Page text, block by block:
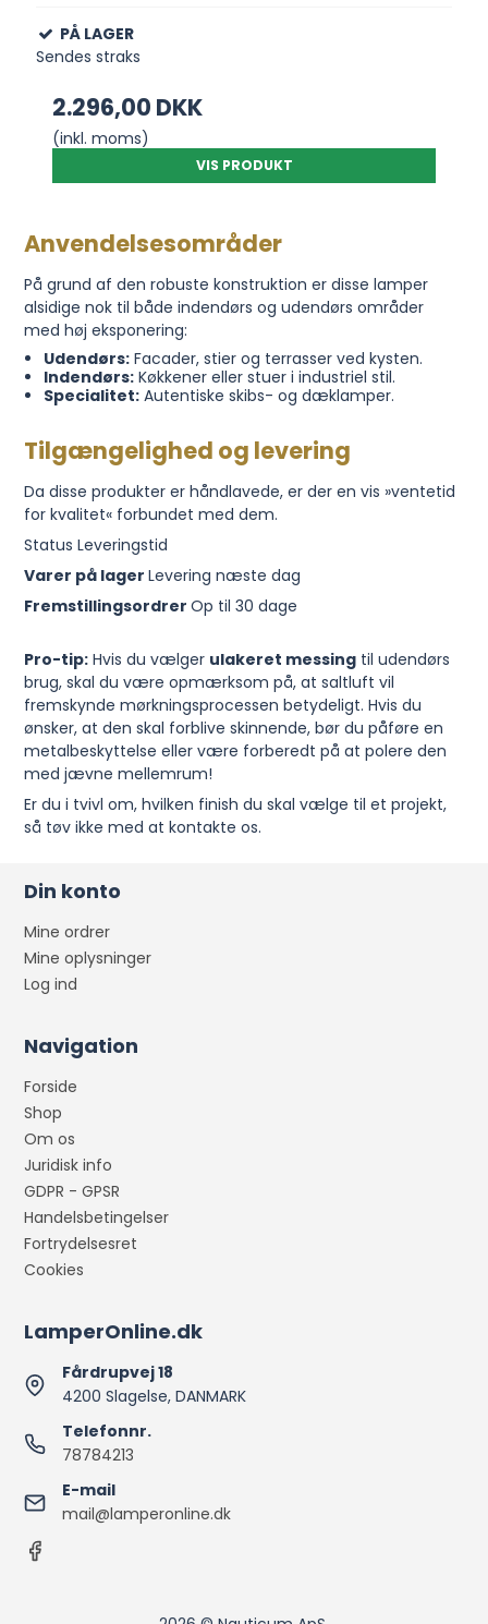
PÅ LAGER
Sendes straks
2.296,00 DKK
(inkl. moms)
VIS PRODUKT
Anvendelsesområder
På grund af den robuste konstruktion er disse lamper
alsidige nok til både indendørs og udendørs områder
med høj eksponering:
Udendørs:Facader, stier og terrasser ved kysten.
Indendørs:Køkkener eller stuer i industriel stil.
Specialitet:Autentiske skibs- og dæklamper.
Tilgængelighed og levering
Da disse produkter er håndlavede, er der en vis »ventetid
for kvalitet« forbundet med dem.
Status Leveringstid
Varer på lagerLevering næste dag
FremstillingsordrerOp til 30 dage
Pro-tip: Hvis du vælger ulakeret messing til udendørs
brug, skal du være opmærksom på, at saltluft vil
fremskynde mørkningsprocessen betydeligt. Hvis du
ønsker, at den skal forblive skinnende, bør du påføre en
metalbeskyttelse eller være forberedt på at polere den
med jævne mellemrum!
Er du i tvivl om, hvilken finish du skal vælge til et projekt,
så tøv ikke med at kontakte os.
Din konto
Mine ordrer
Mine oplysninger
Log ind
Navigation
Forside
Shop
Om os
Juridisk info
GDPR - GPSR
Handelsbetingelser
Fortrydelsesret
Cookies
LamperOnline.dk
Fårdrupvej 18
4200 Slagelse, DANMARK
Telefonnr.
78784213
E-mail
mail@lamperonline.dk